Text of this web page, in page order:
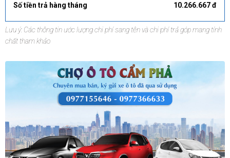
Số tiền trả hàng tháng 10.266.667 đ
Lưu ý: Các thông tin ước lượng chi phí sang tên và chi phí trả góp mang tính
chất tham khảo